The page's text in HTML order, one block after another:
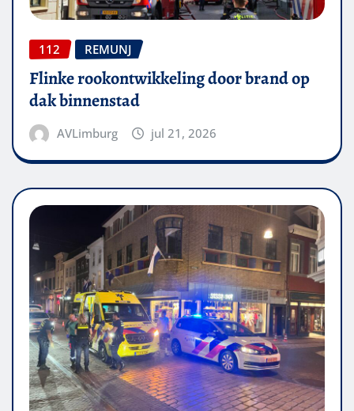
112 REMUNJ
Flinke rookontwikkeling door brand op
dak binnenstad
AVLimburg jul 21, 2026